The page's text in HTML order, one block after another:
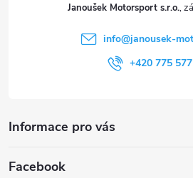
Janoušek Motorsport s.r.o.
info@janousek-
+420 775
Informace pro vás
Facebook